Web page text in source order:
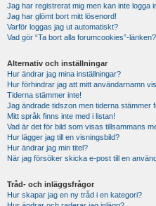
Jag har registrerat mig men kan inte logga
Jag har glömt bort mitt lösenord!
Varför loggas jag ut automatiskt?
Vad gör “Ta bort alla forumcookies”-länken?
Alternativ och inställningar
Hur ändrar jag mina inställningar?
Hur förhindrar jag att mitt användarnamn
Tiderna stämmer inte!
Jag ändrade tidszon men tiderna stämmer
Mitt språk finns inte med i listan!
Vad är det för bild som visas tillsammans
Hur lägger jag till en visningsbild?
Hur ändrar jag min titel?
När jag försöker skicka e-post till en
Tråd- och inläggsfrågor
Hur skapar jag en ny tråd i en kategori?